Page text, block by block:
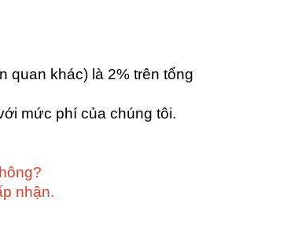
quan khác) là 2% trên tổng
mức phí của chúng tôi.
nhận.